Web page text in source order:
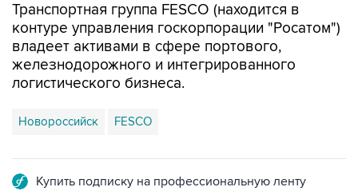
Транспортная группа FESCO (находится в
контуре управления госкорпорации "Росатом")
владеет активами в сфере портового,
железнодорожного и интегрированного
логистического бизнеса.
Новороссийск FESCO
Купить подписку на профессиональную ленту